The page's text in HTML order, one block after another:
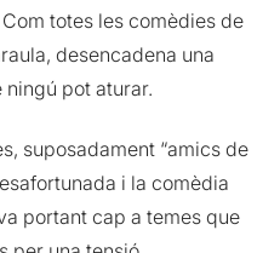
totes les comèdies de
desencadena una
ningú pot aturar.
suposadament “amics de
i la comèdia
portant cap a temes que